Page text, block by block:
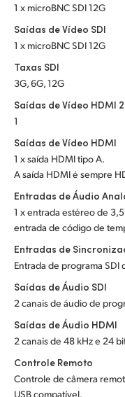
1 x microBNC SDI 12G
Saídas de Vídeo SDI
1 x microBNC SDI 12G
Taxas SDI
3G, 6G, 12G
Saídas de Vídeo HDMI
1
Saídas de Vídeo HDMI
1 x saída HDMI tipo A.
A saída HDMI é sempre
Entradas de Áudio
1 x entrada estéreo de
entrada de código de
Entradas de
Entrada de programa SDI
Saídas de Áudio SDI
2 canais de áudio de
Saídas de Áudio HDMI
2 canais de 48 kHz e 24
Controle Remoto
Controle de câmera
USB compatível.